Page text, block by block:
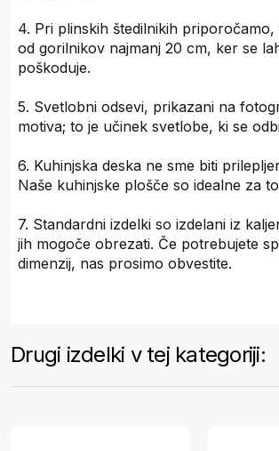
4. Pri plinskih štedilnikih priporočamo,
od gorilnikov najmanj 20 cm, ker se
poškoduje.
5. Svetlobni odsevi, prikazani na
motiva; to je učinek svetlobe, ki se
6. Kuhinjska deska ne sme biti
Naše kuhinjske plošče so idealne za
7. Standardni izdelki so izdelani iz
jih mogoče obrezati. Če potrebujete
dimenzij, nas prosimo obvestite.
Drugi izdelki v tej kategoriji: